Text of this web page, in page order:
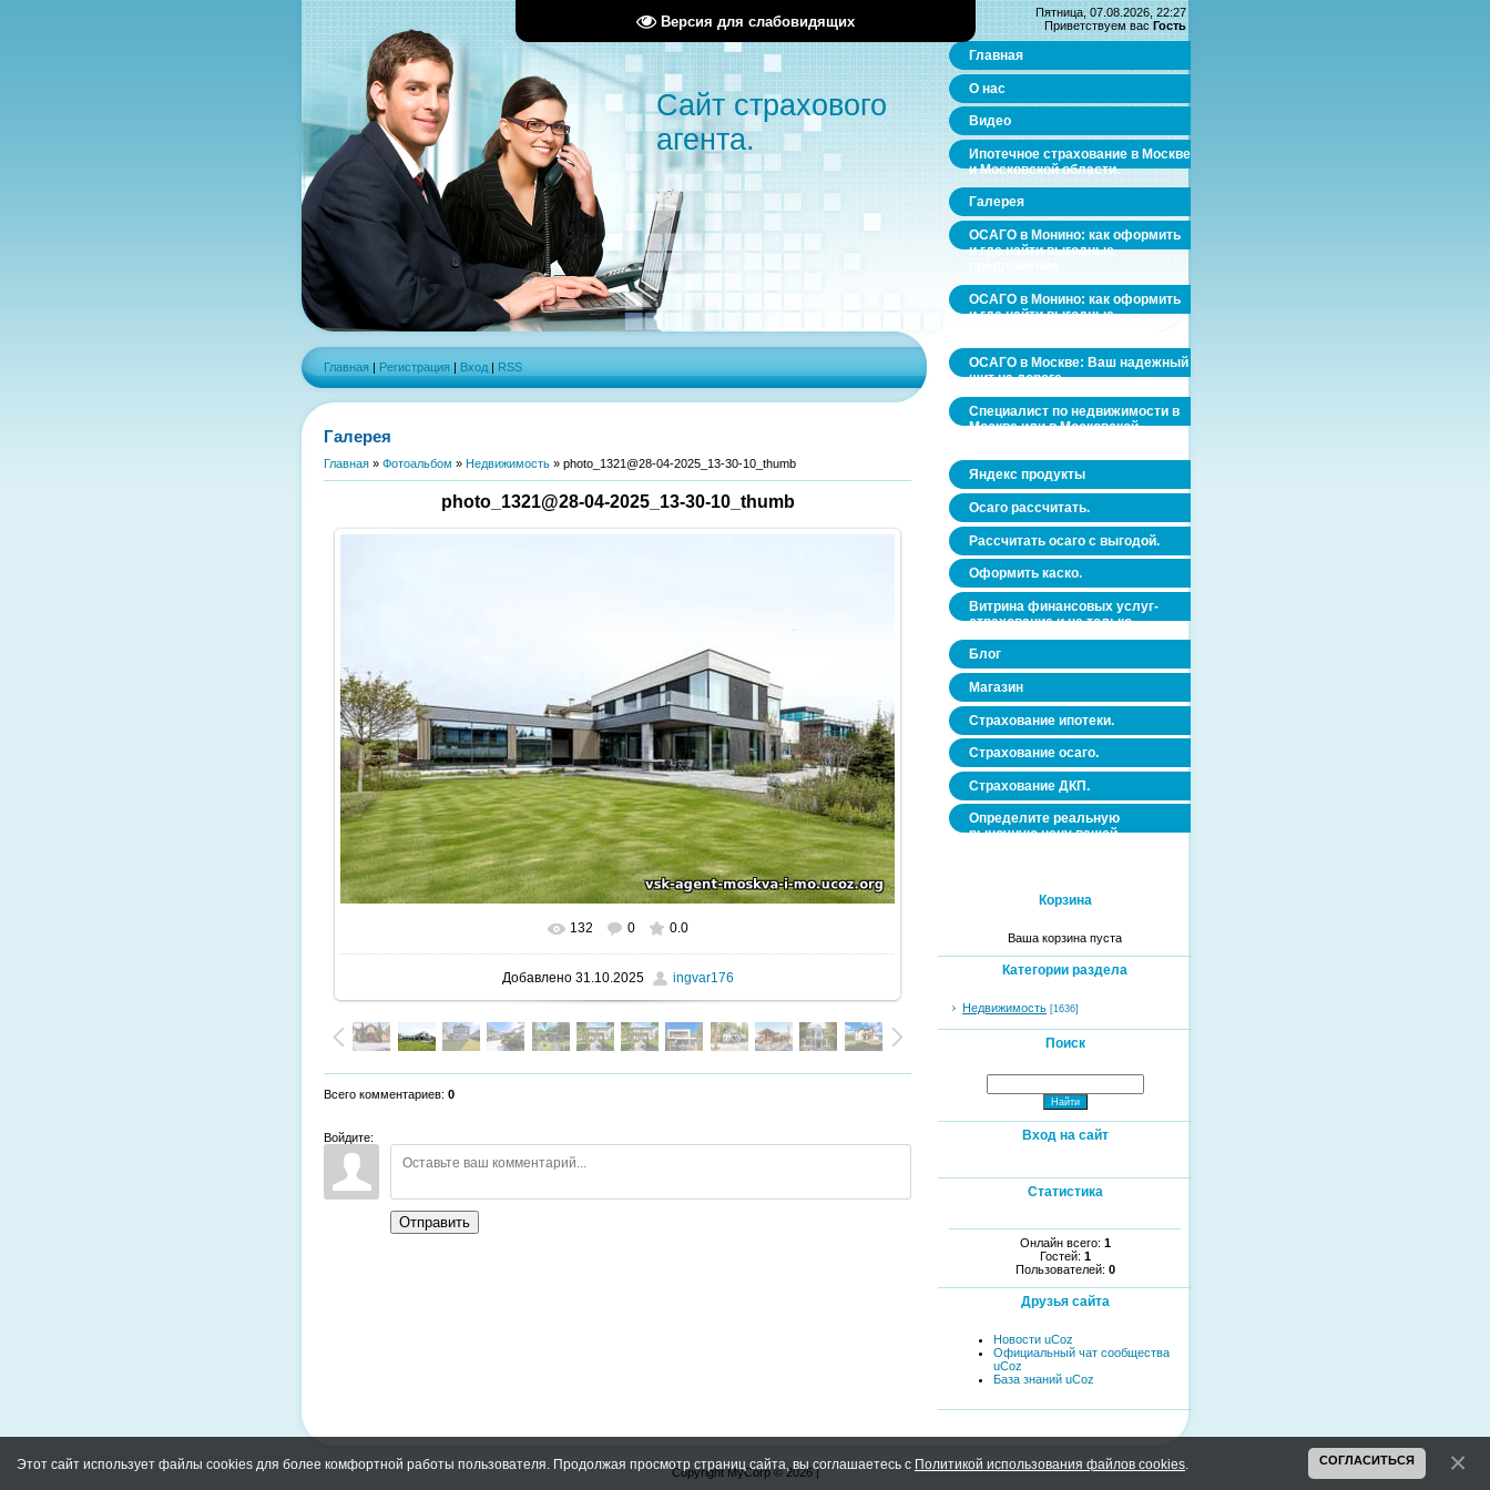
Версия для слабовидящих
Сайт страхового
агента.
Главная | Регистрация | Вход | RSS
Галерея
Главная » Фотоальбом » Недвижимость » photo_1321@28-04-2025_13-30-10_thumb
photo_1321@28-04-2025_13-30-10_thumb
В реальном размере 520x346
132 0 0.0
Добавлено31.10.2025 ingvar176
Всего комментариев: 0
Войдите:
Отправить
Пятница, 07.08.2026, 22:27
Приветствуем вас Гость
Главная
О нас
Видео
Ипотечное страхование в Москве
и Московской области.
Галерея
ОСАГО в Монино: как оформить
и где найти выгодные
ОСАГО в Монино: как оформить
и где найти выгодные
ОСАГО в Москве: Ваш надежный
щит на дороге
Специалист по недвижимости в
Москве или в Московской
Яндекс продукты
Осаго рассчитать.
Рассчитать осаго с выгодой.
Оформить каско.
Витрина финансовых услуг-
страхование и не только.
Блог
Магазин
Страхование ипотеки.
Страхование осаго.
Страхование ДКП.
Определите реальную
рыночную цену вашей
Корзина
Ваша корзина пуста
Категории раздела
Недвижимость [1636]
Поиск
Вход на сайт
Статистика
Онлайн всего: 1
Гостей: 1
Пользователей: 0
Друзья сайта
Новости uCoz
Официальный чат сообщества
uCoz
База знаний uCoz
Copyright MyCorp © 2026|
Этот сайт использует файлы cookies для более комфортной работы пользователя. Продолжая просмотр страниц сайта, вы соглашаетесь с Политикой использования файлов cookies СОГЛАСИТЬСЯ